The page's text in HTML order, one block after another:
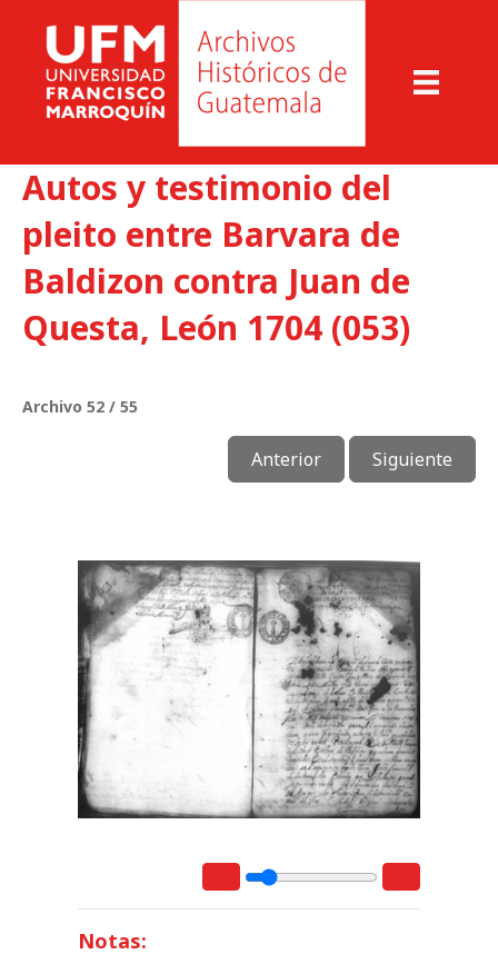
Autos y testimonio del
pleito entre Barvara de
Baldizon contra Juan de
Questa, León 1704 (053)
Archivo 52 / 55
Anterior Siguiente
Notas: